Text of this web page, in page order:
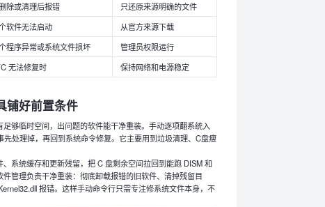
除或清理后报错
只还原来源明确的文件
软件无法启动
从官方来源下载
程序异常或系统文件损坏
管理员权限运行
无法修复时 保持网络和电源稳定
铺好前置条件
够临时空间，出问题的软件能干净重装。手动逐项翻系统入
处理掉，再回到系统命令修复。它主要用到垃圾清理、C盘瘦
系统缓存和更新残留，把 C 盘剩余空间拉回到能跑 DISM 和
管理负责干净重装：彻底卸载报错的旧软件、清掉残留目
报错。这样手动命令行只需专注修系统文件本身，不